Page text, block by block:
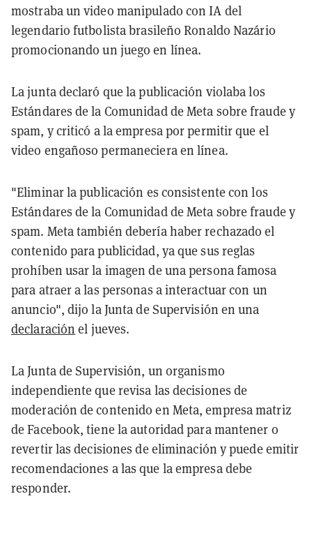
mostraba un video manipulado con IA del
legendario futbolista brasileño Ronaldo Nazário
promocionando un juego en línea.
La junta declaró que la publicación violaba los
Estándares de la Comunidad de Meta sobre fraude y
spam, y criticó a la empresa por permitir que el
video engañoso permaneciera en línea.
"Eliminar la publicación es consistente con los
Estándares de la Comunidad de Meta sobre fraude y
spam. Meta también debería haber rechazado el
contenido para publicidad, ya que sus reglas
prohíben usar la imagen de una persona famosa
para atraer a las personas a interactuar con un
anuncio", dijo la Junta de Supervisión en una
declaración el jueves.
La Junta de Supervisión, un organismo
independiente que revisa las decisiones de
moderación de contenido en Meta, empresa matriz
de Facebook, tiene la autoridad para mantener o
revertir las decisiones de eliminación y puede emitir
recomendaciones a las que la empresa debe
responder.